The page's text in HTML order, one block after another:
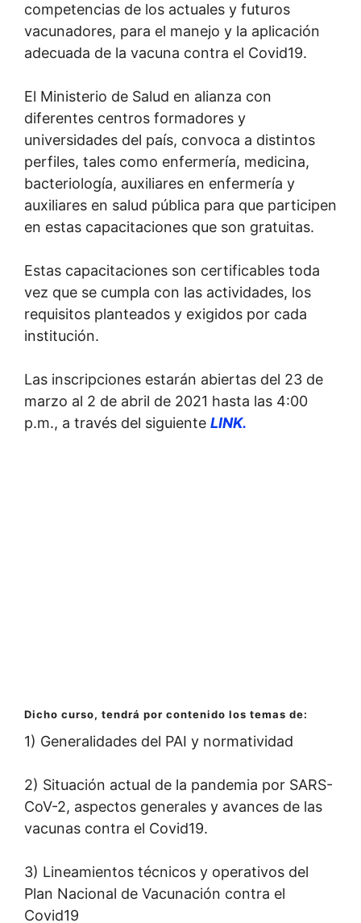
competencias de los actuales y futuros
vacunadores, para el manejo y la aplicación
adecuada de la vacuna contra el Covid19.
El Ministerio de Salud en alianza con
diferentes centros formadores y
universidades del país, convoca a distintos
perfiles, tales como enfermería, medicina,
bacteriología, auxiliares en enfermería y
auxiliares en salud pública para que participen
en estas capacitaciones que son gratuitas.
Estas capacitaciones son certificables toda
vez que se cumpla con las actividades, los
requisitos planteados y exigidos por cada
institución.
Las inscripciones estarán abiertas del 23 de
marzo al 2 de abril de 2021 hasta las 4:00
p.m., a través del siguiente LINK.
Dicho curso, tendrá por contenido los temas de:
1) Generalidades del PAI y normatividad
2) Situación actual de la pandemia por SARS-
CoV-2, aspectos generales y avances de las
vacunas contra el Covid19.
3) Lineamientos técnicos y operativos del
Plan Nacional de Vacunación contra el
Covid19